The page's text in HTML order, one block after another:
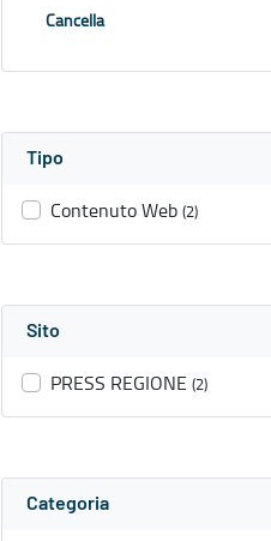
Cancella
Tipo
Contenuto Web (2)
Sito
PRESS REGIONE (2)
Categoria